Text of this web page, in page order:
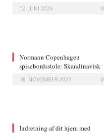
12. JUNI 2026 0
Normann Copenhagen
spisebordsstole: Skandinavisk
18. NOVEMBER 2025 0
Indretning af dit hjem med